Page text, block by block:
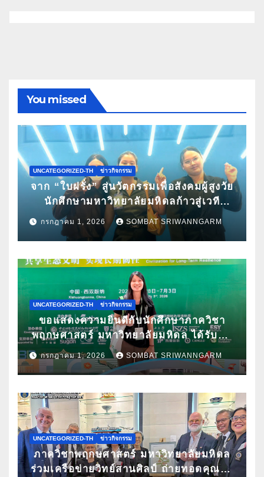
You missed
UNCATEGORIZED-TH ข่าวกิจกรรม
จาก “ใบฝรั่ง” สู่นวัตกรรมเพื่อสังคมผู้สูงวัย
นักศึกษามหาวิทยาลัยมหิดลก้าวสู่เวที
Pitching ระดับนานาชาติ ในงาน World
Spa & Well-being Congress 2026
กรกฎาคม 1, 2026 SOMBAT SRIWANNGARM
UNCATEGORIZED-TH ข่าวกิจกรรม
ขอแสดงความยินดีกับนักศึกษาภาควิชา
พฤกษศาสตร์ มหาวิทยาลัยมหิดล ได้รับคัด
เลือกนำเสนอผลงานวิจัยในการประชุม
วิชาการนานาชาติ ATBC 2026 พร้อมรับ
กรกฎาคม 1, 2026 SOMBAT SRIWANNGARM
UNCATEGORIZED-TH ข่าวกิจกรรม
ภาควิชาพฤกษศาสตร์ มหาวิทยาลัยมหิดล
ร่วมเครือข่ายวิทย์สานศิลป์ ถ่ายทอดคุณค่า